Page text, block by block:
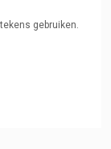
gebruiken.